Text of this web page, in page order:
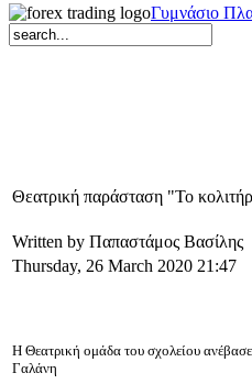
Γυμνάσιο
Θεατρική παράσταση "Το
Written by Παπαστάμος Βασίλης
Thursday, 26 March 2020 21:47
Η Θεατρική ομάδα του σχολείου
Γαλάνη